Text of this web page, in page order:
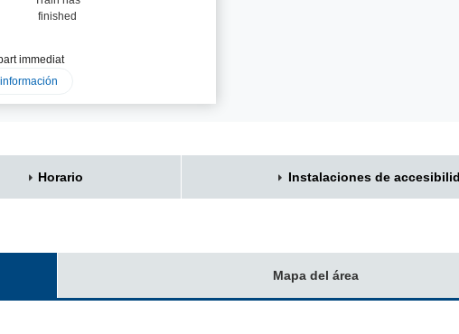
immediat
finished
Horario Instalaciones de
Mapa del área